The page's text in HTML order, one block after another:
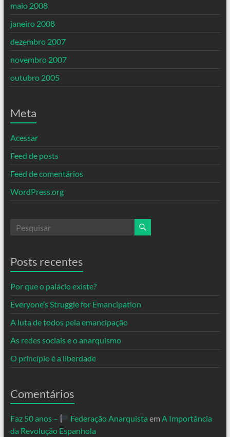
maio 2008
janeiro 2008
dezembro 2007
novembro 2007
outubro 2005
Meta
Acessar
Feed de posts
Feed de comentários
WordPress.org
Posts recentes
Por que o palácio existe?
Everyone’s Struggle for Emancipation
A luta de todos pela emancipação
As redes sociais e o anarquismo
O princípio é a liberdade
Comentários
Faz 50 anos – Federação Anarquista em A Importância
da Revolução Espanhola